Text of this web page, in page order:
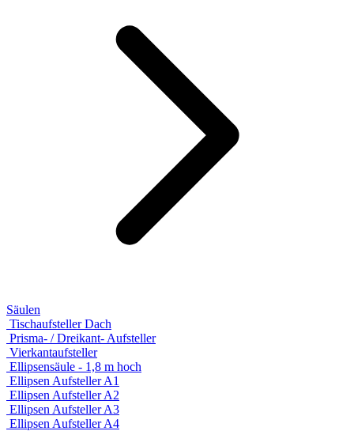
Säulen
Tischaufsteller Dach
Prisma- / Dreikant- Aufsteller
Vierkantaufsteller
Ellipsensäule - 1,8 m hoch
Ellipsen Aufsteller A1
Ellipsen Aufsteller A2
Ellipsen Aufsteller A3
Ellipsen Aufsteller A4